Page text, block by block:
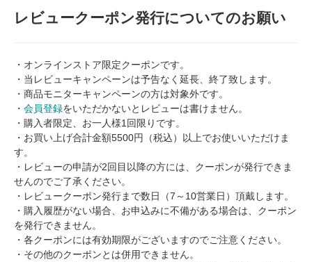
レビュークーポン発行についてのお願い
・オンラインストア限定クーポンです。
・当 レビューキャンペーンは予告なく延長、終了致します。
・商品モニターキャンペーンの方は対象外です。
・ 会員登録をいただかないとレビューは書けません。
・購入者限定、お一人様1回限りです。
・お買い上げ合計金額5500円（税込）以上でお使いいただけま
す。
・レビューの申請が2回目以降の方には、クーポンが発行できま
せんのでご了承ください。
・レビュークーポン発行まで数日（7～10営業日）頂戴します。
・購入履歴がない場合、お申込みに不備がある場合は、クーポン
を発行できません。
・各クーポンには有効期限がございますのでご注意ください。
・その他のクーポンとは併用できません。